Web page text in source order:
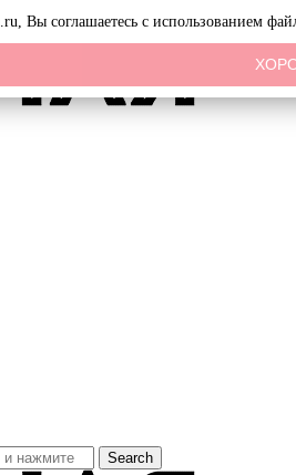
Search
Вы соглашаетесь с использованием